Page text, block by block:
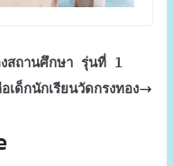
สถานศึกษา รุ่นที่ 1
เด็กนักเรียนวัดกรงทอง